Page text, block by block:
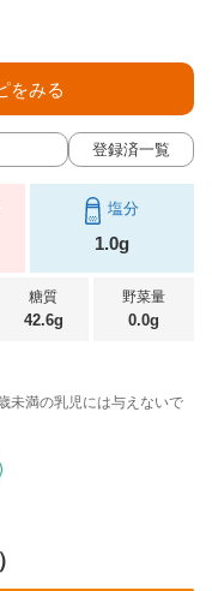
登録済一覧
をみる
塩分
1.0g
糖質
42.6g
野菜量
0.0g
未満の乳児には与えないで